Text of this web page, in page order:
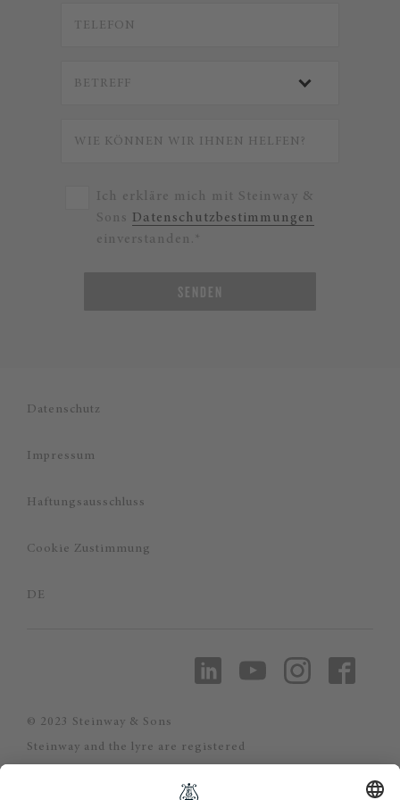
Ich erkläre mich mit Steinway &
Sons Datenschutzbestimmungen
einverstanden.*
SENDEN
Datenschutz
Impressum
Haftungsausschluss
Cookie Zustimmung
DE
© 2023 Steinway & Sons
Steinway and the lyre are registered